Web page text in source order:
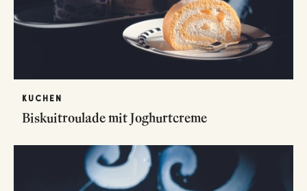
KUCHEN
Biskuitroulade mit Joghurtcreme